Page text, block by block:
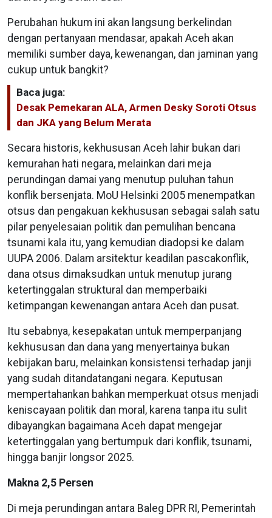
Perubahan hukum ini akan langsung berkelindan
dengan pertanyaan mendasar, apakah Aceh akan
memiliki sumber daya, kewenangan, dan jaminan yang
cukup untuk bangkit?
Baca juga:
Desak Pemekaran ALA, Armen Desky Soroti Otsus
dan JKA yang Belum Merata
Secara historis, kekhususan Aceh lahir bukan dari
kemurahan hati negara, melainkan dari meja
perundingan damai yang menutup puluhan tahun
konflik bersenjata. MoU Helsinki 2005 menempatkan
otsus dan pengakuan kekhususan sebagai salah satu
pilar penyelesaian politik dan pemulihan bencana
tsunami kala itu, yang kemudian diadopsi ke dalam
UUPA 2006. Dalam arsitektur keadilan pascakonflik,
dana otsus dimaksudkan untuk menutup jurang
ketertinggalan struktural dan memperbaiki
ketimpangan kewenangan antara Aceh dan pusat.
Itu sebabnya, kesepakatan untuk memperpanjang
kekhususan dan dana yang menyertainya bukan
kebijakan baru, melainkan konsistensi terhadap janji
yang sudah ditandatangani negara. Keputusan
mempertahankan bahkan memperkuat otsus menjadi
keniscayaan politik dan moral, karena tanpa itu sulit
dibayangkan bagaimana Aceh dapat mengejar
ketertinggalan yang bertumpuk dari konflik, tsunami,
hingga banjir longsor 2025.
Makna 2,5 Persen
Di meja perundingan antara Baleg DPR RI, Pemerintah